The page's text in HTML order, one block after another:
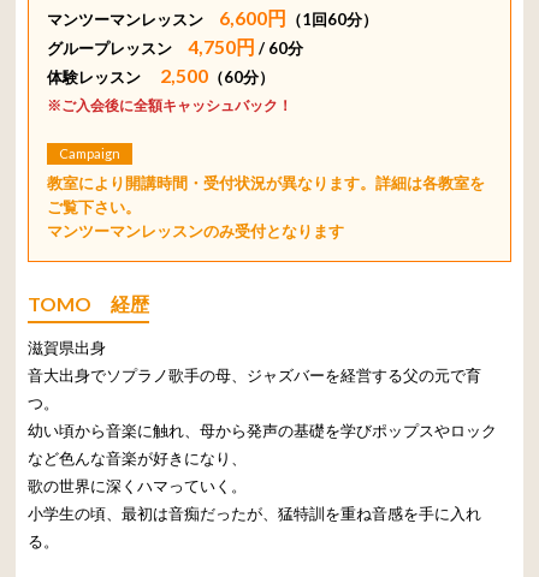
マンツーマンレッスン 6,600円
（1回60分）
グループレッスン4,750円 / 60分
体験レッスン
2,500 （60分）
※ご入会後に全額キャッシュバック！
Campaign
教室により開講時間・受付状況が異なります。詳細は各教室を
ご覧下さい。
マンツーマンレッスンのみ受付となります
TOMO 経歴
滋賀県出身
音大出身でソプラノ歌手の母、ジャズバーを経営する父の元で育
つ。
幼い頃から音楽に触れ、母から発声の基礎を学びポップスやロック
など色んな音楽が好きになり、
歌の世界に深くハマっていく。
小学生の頃、最初は音痴だったが、猛特訓を重ね音感を手に入れ
る。